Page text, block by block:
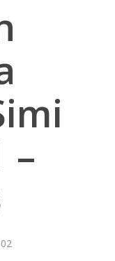
–